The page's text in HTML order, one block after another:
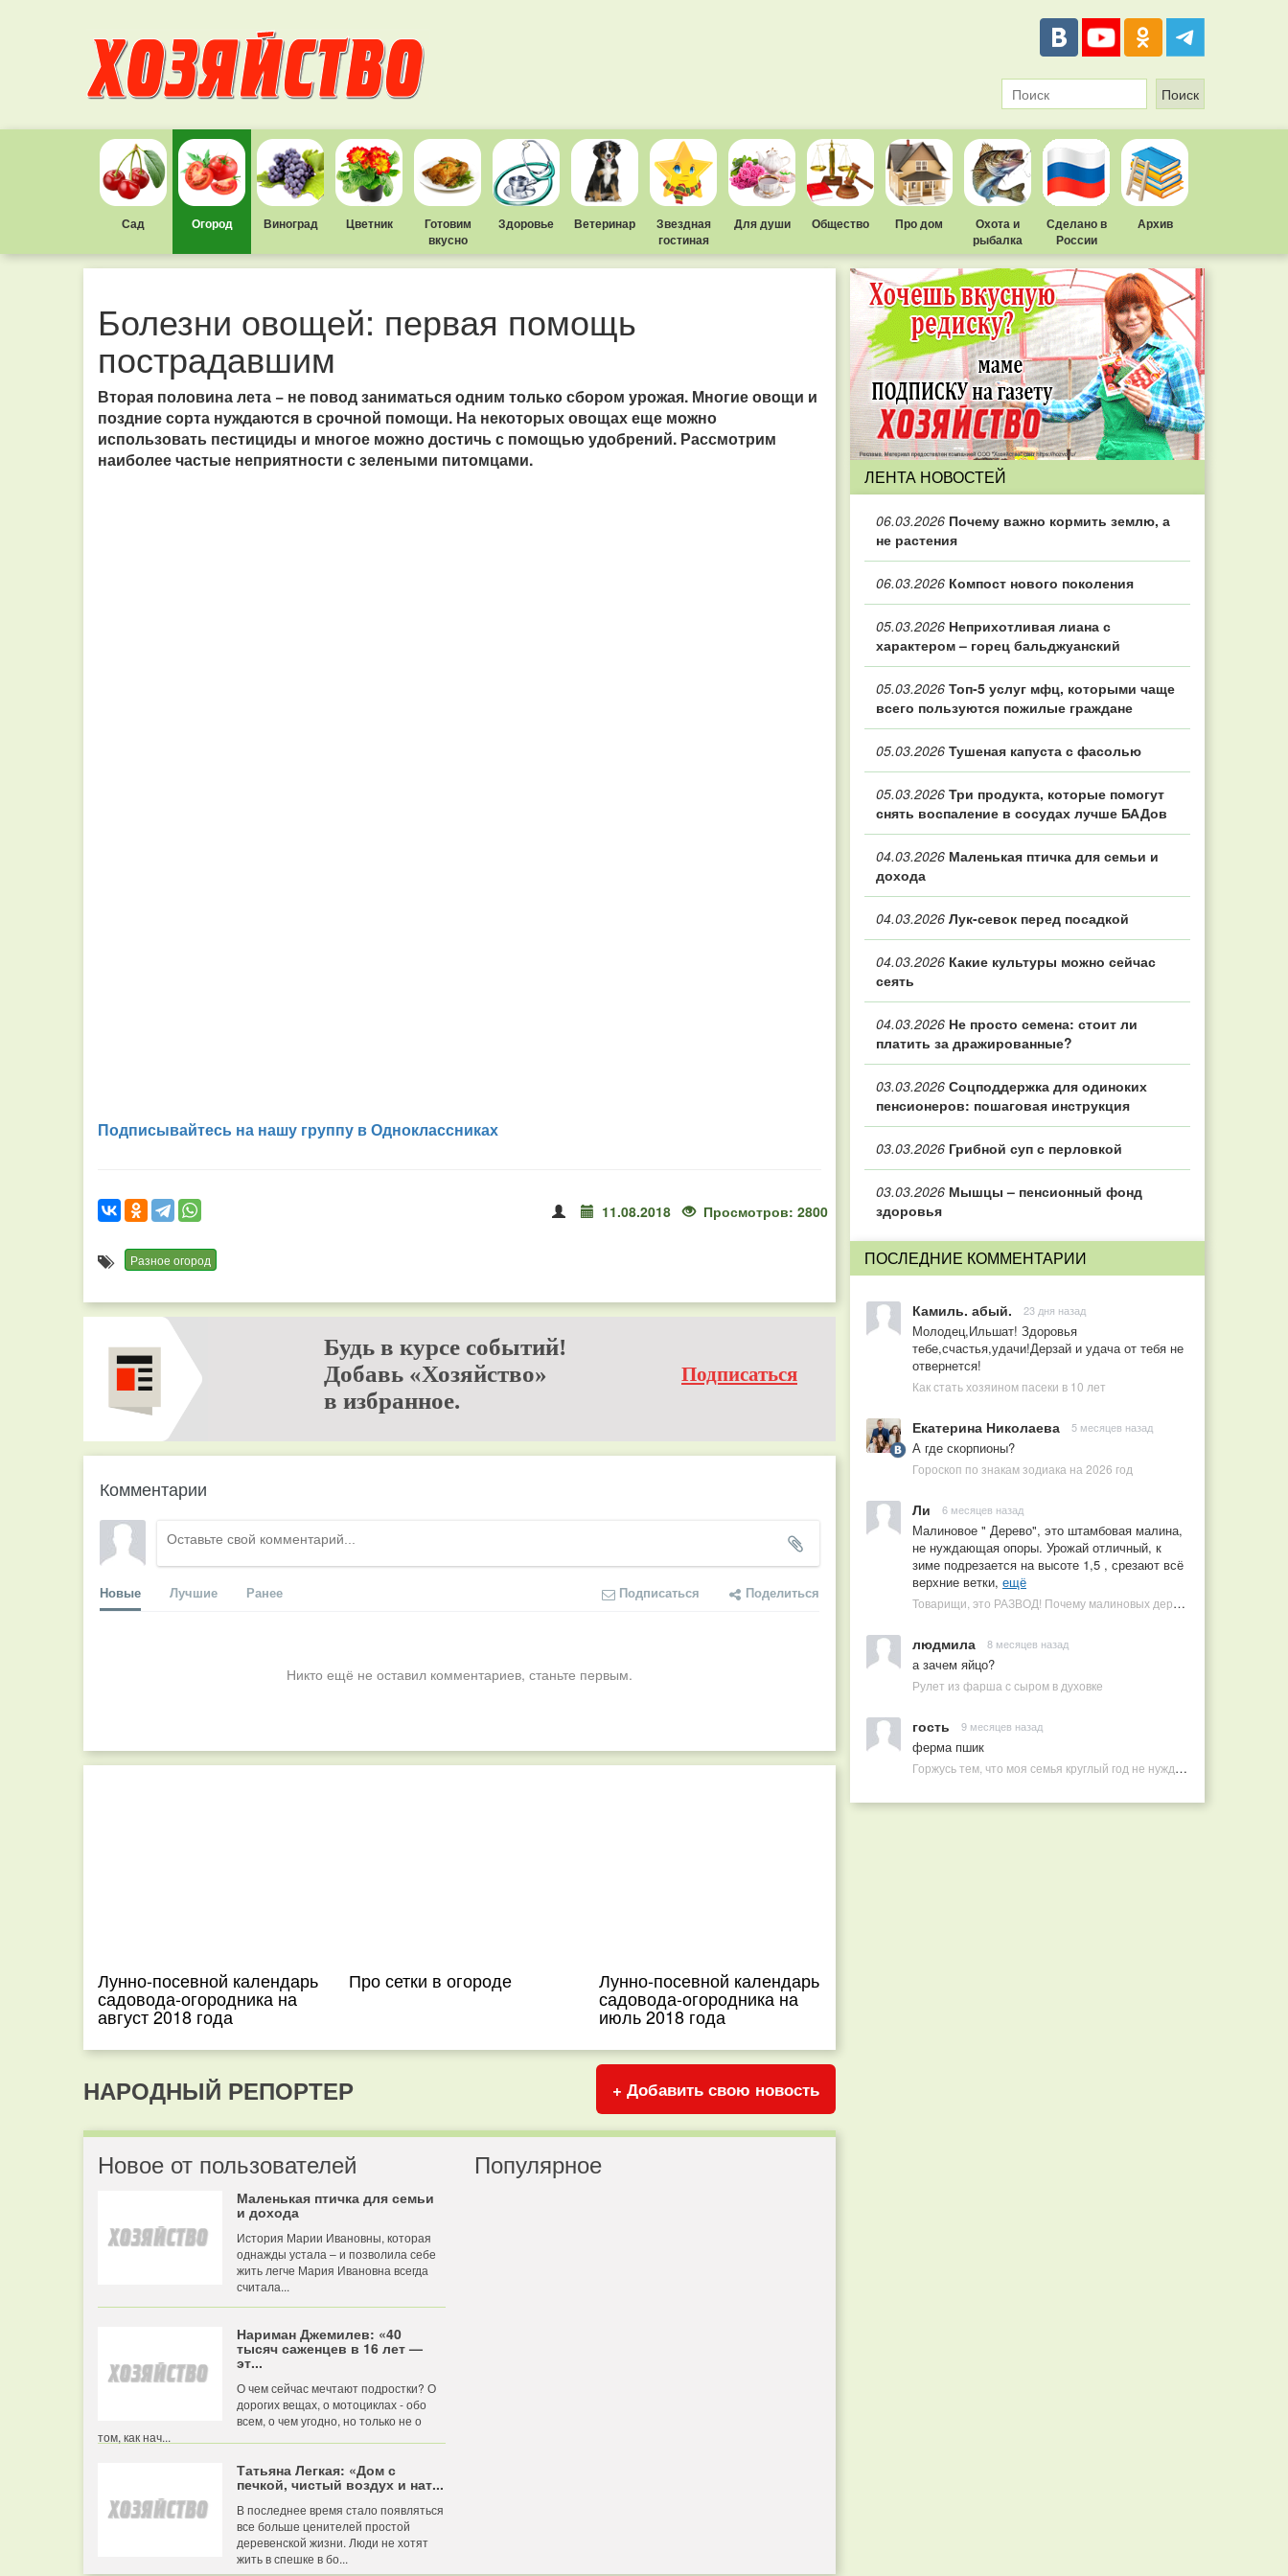
Сад Огород Виноград Цветник
Готовим
вкусно
Здоровье Ветеринар
Звездная
гостиная
Для души Общество Про дом
Охота и
рыбалка
Сделано в
России
Архив
Болезни овощей: первая помощь
пострадавшим
Вторая половина лета − не повод заниматься одним только сбором урожая. Многие овощи и
поздние сорта нуждаются в срочной помощи. На некоторых овощах еще можно
использовать пестициды и многое можно достичь с помощью удобрений. Рассмотрим
наиболее частые неприятности с зелеными питомцами.
Подписывайтесь на нашу группу в Одноклассниках
11.08.2018 Просмотров: 2800
Разное огород
Будь в курсе событий!
Добавь «Хозяйство»
в избранное.
Подписаться
Комментарии
Новые Лучшие Ранее Подписаться Поделиться
Никто ещё не оставил комментариев, станьте первым.
Лунно-посевной календарь
садовода-огородника на
август 2018 года
Про сетки в огороде Лунно-посевной календарь
садовода-огородника на
июль 2018 года
НАРОДНЫЙ РЕПОРТЕР + Добавить свою новость
Новое от пользователей
Маленькая птичка для семьи
и дохода
История Марии Ивановны, которая
однажды устала – и позволила себе
жить легче Мария Ивановна всегда
считала...
Нариман Джемилев: «40
тысяч саженцев в 16 лет —
эт...
О чем сейчас мечтают подростки? О
дорогих вещах, о мотоциклах - обо
всем, о чем угодно, но только не о
том, как нач...
Татьяна Легкая: «Дом с
печкой, чистый воздух и нат...
В последнее время стало появляться
все больше ценителей простой
деревенской жизни. Люди не хотят
жить в спешке в бо...
Популярное
ЛЕНТА НОВОСТЕЙ
06.03.2026 Почему важно кормить землю, а
не растения
06.03.2026 Компост нового поколения
05.03.2026 Неприхотливая лиана с
характером – горец бальджуанский
05.03.2026 Топ‑5 услуг мфц, которыми чаще
всего пользуются пожилые граждане
05.03.2026 Тушеная капуста с фасолью
05.03.2026 Три продукта, которые помогут
снять воспаление в сосудах лучше БАДов
04.03.2026 Маленькая птичка для семьи и
дохода
04.03.2026 Лук-севок перед посадкой
04.03.2026 Какие культуры можно сейчас
сеять
04.03.2026 Не просто семена: стоит ли
платить за дражированные?
03.03.2026 Соцподдержка для одиноких
пенсионеров: пошаговая инструкция
03.03.2026 Грибной суп с перловкой
03.03.2026 Мышцы – пенсионный фонд
здоровья
ПОСЛЕДНИЕ КОММЕНТАРИИ
Камиль. абый. 23 дня назад
Молодец,Ильшат! Здоровья
тебе,счастья,удачи!Дерзай и удача от тебя не
отвернется!
Как стать хозяином пасеки в 10 лет
Екатерина Николаева 5 месяцев назад
А где скорпионы?
Гороскоп по знакам зодиака на 2026 год
Ли 6 месяцев назад
Малиновое " Дерево", это штамбовая малина,
не нуждающая опоры. Урожай отличный, к
зиме подрезается на высоте 1,5 , срезают всё
верхние ветки, ещё
Товарищи, это РАЗВОД! Почему малиновых деревьев не бывает, или Как ушлые продавцы наживаются на мечтах садоводов
людмила 8 месяцев назад
а зачем яйцо?
Рулет из фарша с сыром в духовке
гость 9 месяцев назад
ферма пшик
Горжусь тем, что моя семья круглый год не нуждается в покупных витаминах